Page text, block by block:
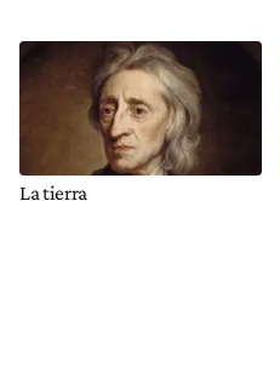
La tierra